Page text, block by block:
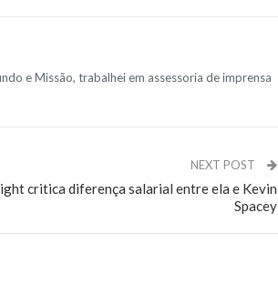
e Missão, trabalhei em assessoria de imprensa
NEXT POST
critica diferença salarial entre ela e Kevin
Spacey